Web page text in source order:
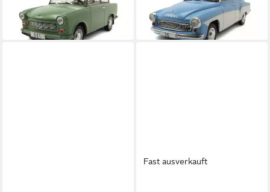
Trabbi 1965 hellgrün weiß
35,40 €
in 4-5 Werktagen bei dir
1965 hellblau weiß
35,40 €
in 4-5 Werktagen bei dir
Fast ausverkauft